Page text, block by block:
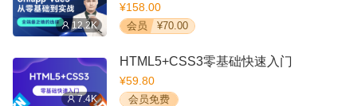
12.2K
¥158.00
会员 ¥70.00
7.4K
HTML5+CSS3零基础快速入门
¥59.80
会员免费